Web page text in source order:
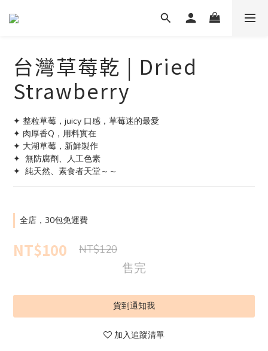
台灣草莓乾 | Dried
Strawberry
✦ 整粒草莓，juicy 口感，草莓迷的最愛
✦ 肉厚香Q，用料實在
✦ 大湖草莓，新鮮製作
✦  無防腐劑、人工色素
✦  純天然、素食者天堂～～
全店，30包免運費
NT$100 NT$120
售完
貨到通知我
加入追蹤清單